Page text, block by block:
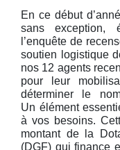
En ce début
sans exception,
l’enquête de
soutien logistique
nos 12 agents
pour leur
déterminer le
Un élément
à vos besoins.
montant de la
(DGF) qui finance